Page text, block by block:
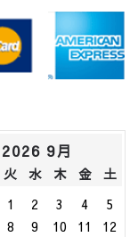
2026 9月
火 水 木 金
土
1
2 3 4
5
8 9 10 11
12